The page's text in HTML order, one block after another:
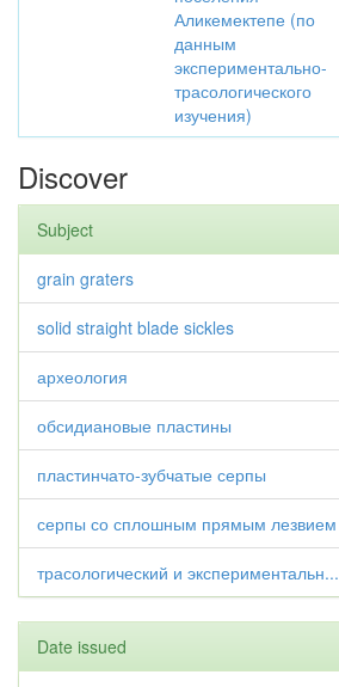
Аликемектепе (по
данным
экспериментально-
трасологического
изучения)
Discover
Subject
grain graters
solid straight blade sickles
археология
обсидиановые пластины
пластинчато-зубчатые серпы
серпы со сплошным прямым лезвием
трасологический и экспериментальн...
Date issued